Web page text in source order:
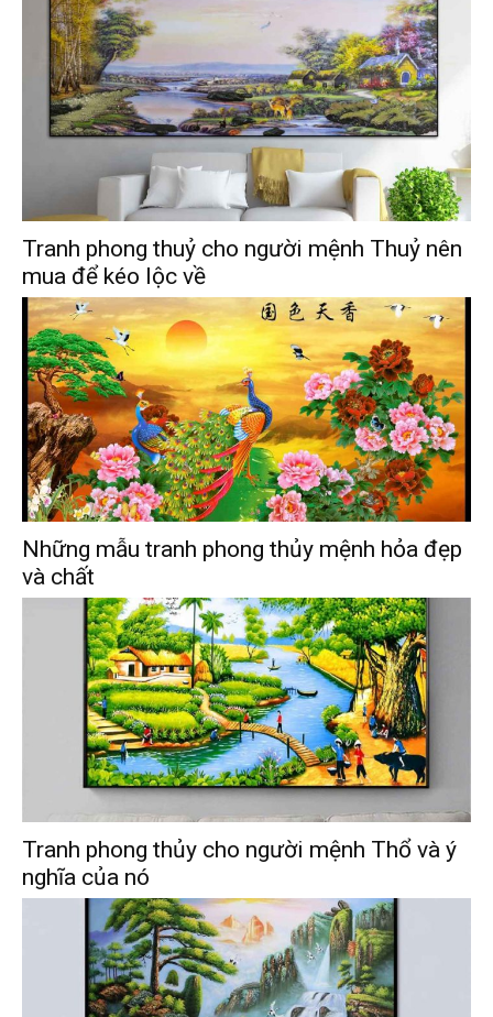
Tranh phong thuỷ cho người mệnh Thuỷ nên
mua để kéo lộc về
Những mẫu tranh phong thủy mệnh hỏa đẹp
và chất
Tranh phong thủy cho người mệnh Thổ và ý
nghĩa của nó